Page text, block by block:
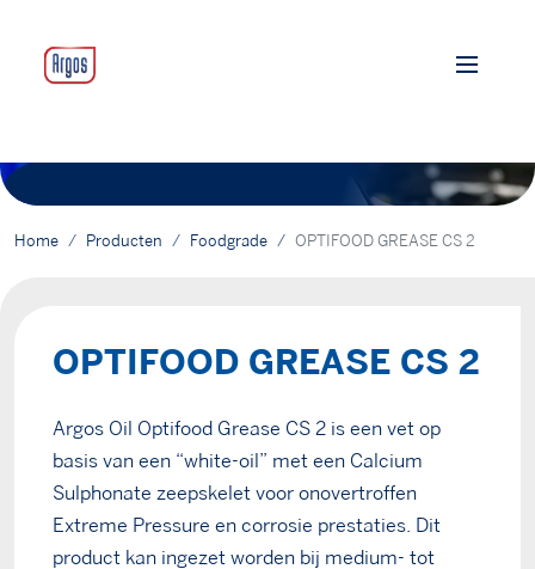
Home Producten Foodgrade OPTIFOOD GREASE CS 2
OPTIFOOD GREASE CS 2
Argos Oil Optifood Grease CS 2 is een vet op
basis van een “white-oil” met een Calcium
Sulphonate zeepskelet voor onovertroffen
Extreme Pressure en corrosie prestaties. Dit
product kan ingezet worden bij medium- tot